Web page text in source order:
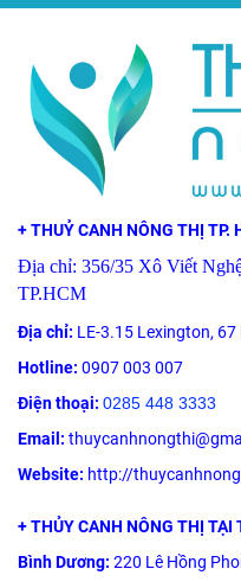
+ THUỶ CANH NÔNG THỊ TP.
Địa chỉ: 356/35 Xô Viết
TP.HCM
Địa chỉ: LE-3.15 Lexington, 67
Hotline: 0907 003 007
Điện thoại: 0285 448 3333
Email:
Website: http://
+ THỦY CANH NÔNG THỊ TẠI
Bình Dương: 220 Lê Hồng